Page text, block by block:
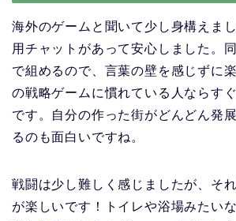
海外のゲームと聞いて少し身構えま
用チャットがあって安心しました。
で組めるので、言葉の壁を感じずに
の戦略ゲームに慣れている人ならす
です。自分の作った街がどんどん発
るのも面白いですね。
戦闘は少し難しく感じましたが、そ
が楽しいです！トイレや浴場みたい